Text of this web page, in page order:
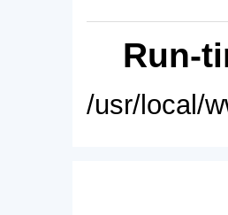
Run-
/usr/local/